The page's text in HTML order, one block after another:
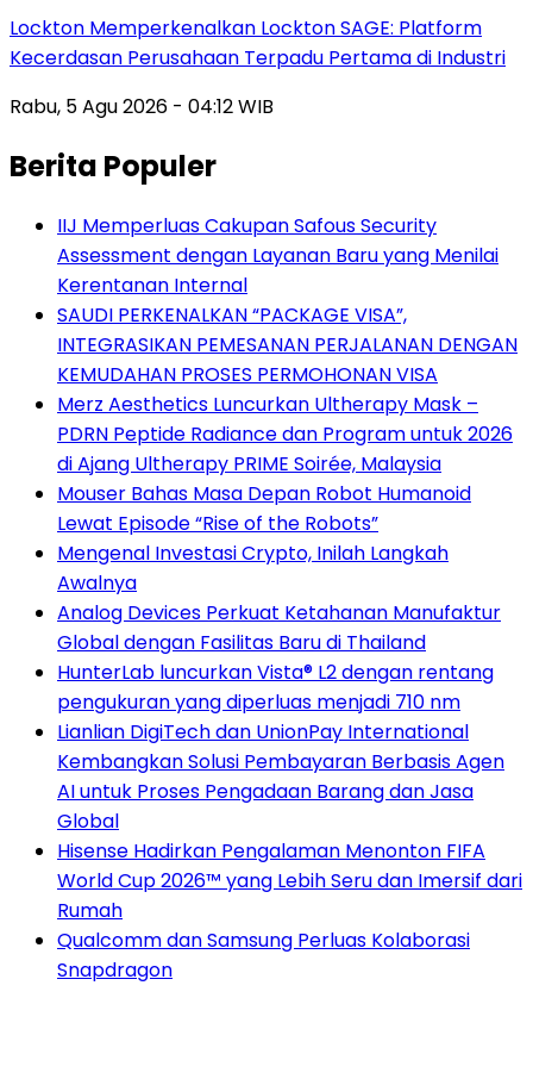
Lockton Memperkenalkan Lockton SAGE: Platform
Kecerdasan Perusahaan Terpadu Pertama di Industri
Rabu, 5 Agu 2026 - 04:12 WIB
Berita Populer
IIJ Memperluas Cakupan Safous Security
Assessment dengan Layanan Baru yang Menilai
Kerentanan Internal
SAUDI PERKENALKAN “PACKAGE VISA”,
INTEGRASIKAN PEMESANAN PERJALANAN DENGAN
KEMUDAHAN PROSES PERMOHONAN VISA
Merz Aesthetics Luncurkan Ultherapy Mask –
PDRN Peptide Radiance dan Program untuk 2026
di Ajang Ultherapy PRIME Soirée, Malaysia
Mouser Bahas Masa Depan Robot Humanoid
Lewat Episode “Rise of the Robots”
Mengenal Investasi Crypto, Inilah Langkah
Awalnya
Analog Devices Perkuat Ketahanan Manufaktur
Global dengan Fasilitas Baru di Thailand
HunterLab luncurkan Vista® L2 dengan rentang
pengukuran yang diperluas menjadi 710 nm
Lianlian DigiTech dan UnionPay International
Kembangkan Solusi Pembayaran Berbasis Agen
AI untuk Proses Pengadaan Barang dan Jasa
Global
Hisense Hadirkan Pengalaman Menonton FIFA
World Cup 2026™ yang Lebih Seru dan Imersif dari
Rumah
Qualcomm dan Samsung Perluas Kolaborasi
Snapdragon